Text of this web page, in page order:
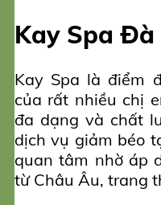
Kay Spa
Kay Spa là điểm
của rất nhiều chị
đa dạng và chất
dịch vụ giảm béo
quan tâm nhờ áp
từ Châu Âu, trang